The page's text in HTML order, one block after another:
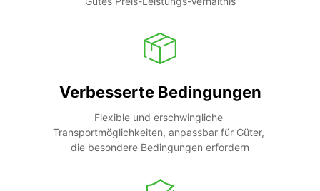
Verbesserte Bedingungen
Flexible und erschwingliche
Transportmöglichkeiten, anpassbar für Güter,
die besondere Bedingungen erfordern